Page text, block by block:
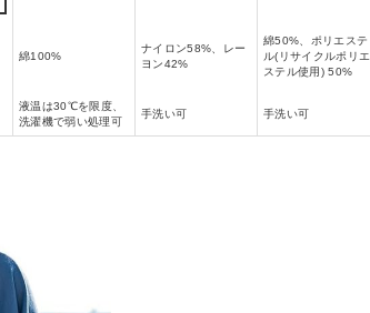
綿100%
ナイロン58%、レー
ヨン42%
綿50%、ポリエステ
ル(リサイクルポリエ
ステル使用) 50%
液温は30℃を限度、
洗濯機で弱い処理可
手洗い可 手洗い可